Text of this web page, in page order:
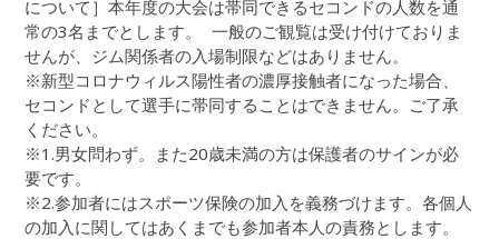
について］本年度の大会は帯同できるセコンドの人数を通
常の3名までとします。 一般のご観覧は受け付けておりま
せんが、ジム関係者の入場制限などはありません。
※新型コロナウィルス陽性者の濃厚接触者になった場合、
セコンドとして選手に帯同することはできません。ご了承
ください。
※1.男女問わず。また20歳未満の方は保護者のサインが必
要です。
※2.参加者にはスポーツ保険の加入を義務づけます。各個人
の加入に関してはあくまでも参加者本人の責務とします。